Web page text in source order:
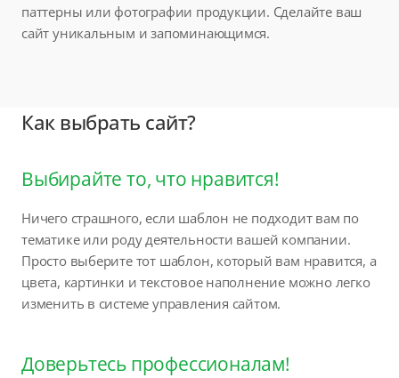
паттерны или фотографии продукции. Сделайте ваш
сайт уникальным и запоминающимся.
Как выбрать сайт?
Выбирайте то, что нравится!
Ничего страшного, если шаблон не подходит вам по
тематике или роду деятельности вашей компании.
Просто выберите тот шаблон, который вам нравится, а
цвета, картинки и текстовое наполнение можно легко
изменить в системе управления сайтом.
Доверьтесь профессионалам!